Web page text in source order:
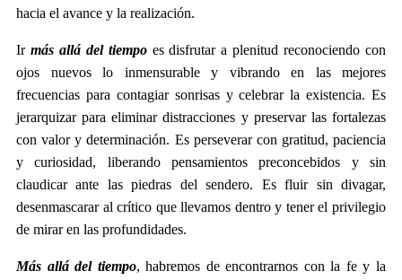
hacia el avance y la realización.
Ir más allá del tiempoes disfrutar a plenitud reconociendo con
ojos nuevos lo inmensurable y vibrando en las mejores
frecuencias para contagiar sonrisas y celebrar la existencia. Es
jerarquizar para eliminar distracciones y preservar las fortalezas
con valor y determinación. Es perseverar con gratitud, paciencia
y curiosidad, liberando pensamientos preconcebidos y sin
claudicar ante las piedras del sendero. Es fluir sin divagar,
desenmascarar al crítico que llevamos dentro y tener el privilegio
de mirar en las profundidades.
Más allá del tiempo, habremos de encontrarnos con la fe y la